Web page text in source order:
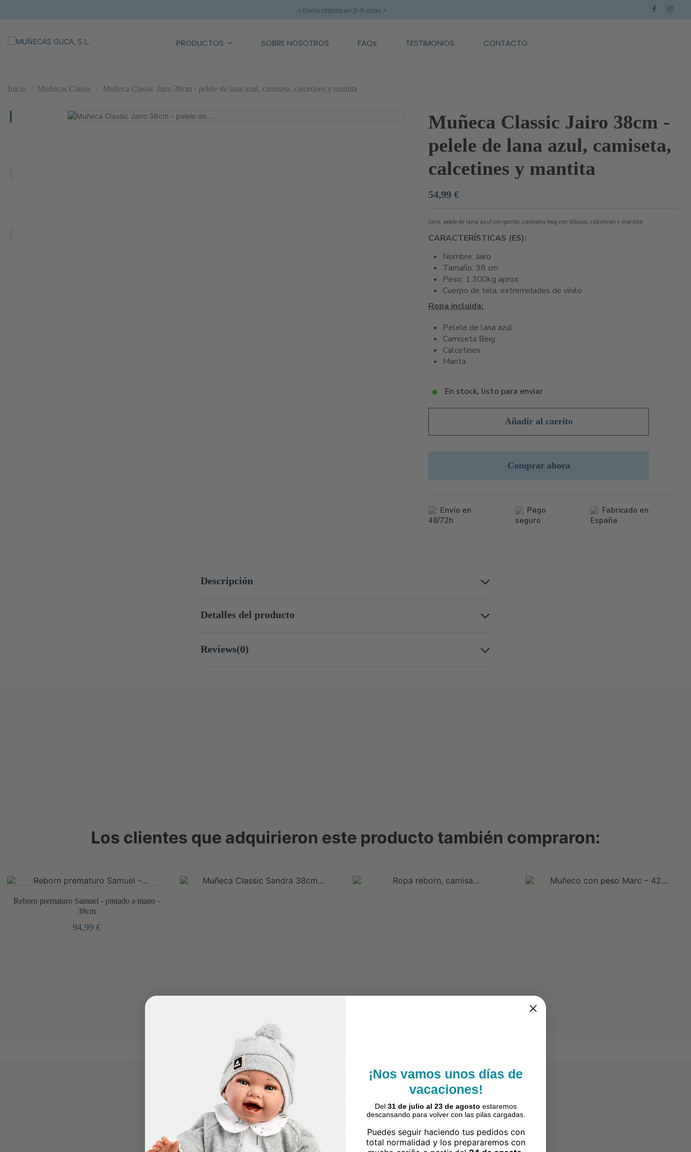
⚡ Envío rápido en 3-5 días ⚡
PRODUCTOS SOBRE NOSOTROS FAQs TESTIMONIOS CONTACTO
Inicio Muñecas Classic Muñeca Classic Jairo 38cm - pelele de lana azul, camiseta, calcetines y mantita
Muñeca Classic Jairo 38cm -
pelele de lana azul, camiseta,
calcetines y mantita
54,99 €
Jairo, pelele de lana azul con gorrito. camiseta beig con dibujos, calcetines y mantita
CARACTERÍSTICAS (ES):
Nombre: Jairo
Tamaño: 38 cm
Peso: 1,300kg aprox.
Cuerpo de tela, extremidades de vinilo
Ropa incluida:
Pelele de lana azul
Camiseta Beig
Calcetines
Manta
En stock, listo para enviar
Añadir al carrito
Comprar ahora
Envío en
48/72h
Pago
seguro
Fabricado en
España
Descripción
Detalles del producto
Reviews(0)
Los clientes que adquirieron este producto también compraron:
Reborn prematuro Samuel - pintado a mano -
38cm
94,99 €
¡Nos vamos unos días de
vacaciones!
Del 31 de julio al 23 de agosto estaremos
descansando para volver con las pilas cargadas.
Puedes seguir haciendo tus pedidos con
total normalidad y los prepararemos con